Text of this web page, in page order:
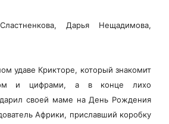
Дарья Нещадимова,
удаве Крикторе, который знакомит
и цифрами, а в конце лихо
своей маме на День Рождения
Африки, приславший коробку